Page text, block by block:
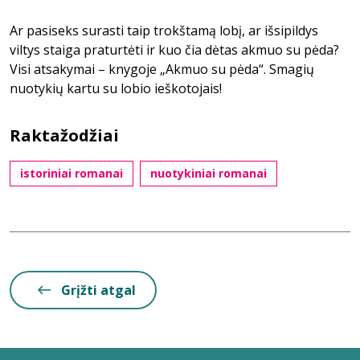
Ar pasiseks surasti taip trokštamą lobį, ar išsipildys
viltys staiga praturtėti ir kuo čia dėtas akmuo su pėda?
Visi atsakymai – knygoje „Akmuo su pėda“. Smagių
nuotykių kartu su lobio ieškotojais!
Raktažodžiai
istoriniai romanai nuotykiniai romanai
Grįžti atgal